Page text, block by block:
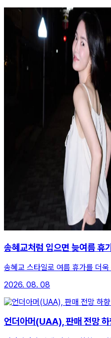
송혜교처럼 입으면 늦여름 휴
송혜교 스타일로 여름 휴가를 더
2026. 08. 08
언더아머(UAA), 판매 전망